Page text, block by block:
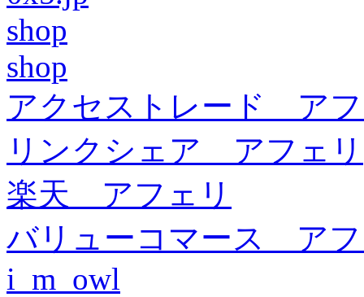
shop
shop
アクセストレード ア
リンクシェア アフェリ
楽天 アフェリ
バリューコマース ア
i_m_owl